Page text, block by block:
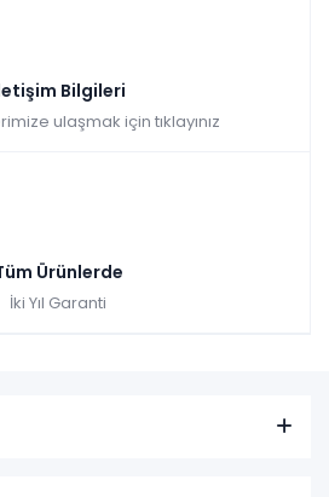
Bilgileri
ulaşmak için tıklayınız
Ürünlerde
İki Yıl Garanti